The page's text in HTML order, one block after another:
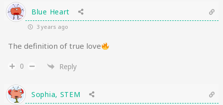
Blue Heart
3 years ago
The definition of true love
0 Reply
Sophia, STEM